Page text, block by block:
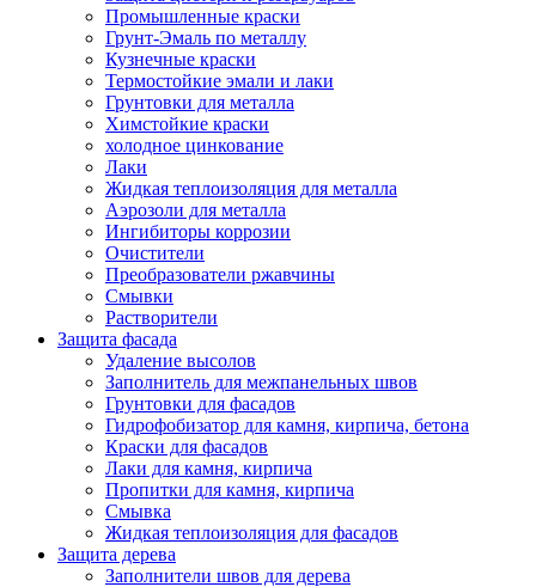
Промышленные краски
Грунт-Эмаль по металлу
Кузнечные краски
Термостойкие эмали и лаки
Грунтовки для металла
Химстойкие краски
холодное цинкование
Лаки
Жидкая теплоизоляция для металла
Аэрозоли для металла
Ингибиторы коррозии
Очистители
Преобразователи ржавчины
Смывки
Растворители
Защита фасада
Удаление высолов
Заполнитель для межпанельных швов
Грунтовки для фасадов
Гидрофобизатор для камня, кирпича, бетона
Краски для фасадов
Лаки для камня, кирпича
Пропитки для камня, кирпича
Смывка
Жидкая теплоизоляция для фасадов
Защита дерева
Заполнители швов для дерева